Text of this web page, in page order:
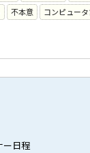
不本意 コンピュー
日程